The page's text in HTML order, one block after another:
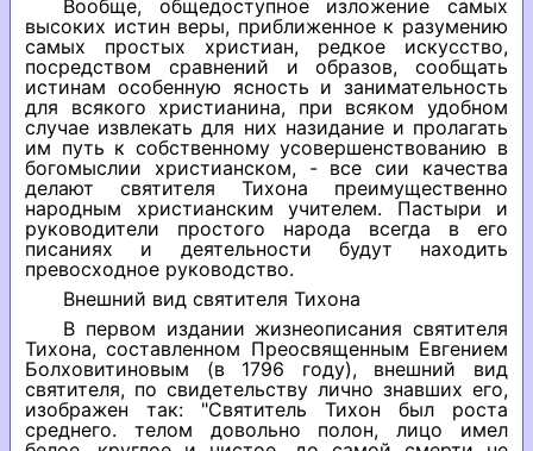
Вообще, общедоступное изложение самых
высоких истин веры, приближенное к разумению
самых простых христиан, редкое искусство,
посредством сравнений и образов, сообщать
истинам особенную ясность и занимательность
для всякого христианина, при всяком удобном
случае извлекать для них назидание и пролагать
им путь к собственному усовершенствованию в
богомыслии христианском, - все сии качества
делают святителя Тихона преимущественно
народным христианским учителем. Пастыри и
руководители простого народа всегда в его
писаниях и деятельности будут находить
превосходное руководство.
Внешний вид святителя Тихона
В первом издании жизнеописания святителя
Тихона, составленном Преосвященным Евгением
Болховитиновым (в 1796 году), внешний вид
святителя, по свидетельству лично знавших его,
изображен так: "Святитель Тихон был роста
среднего. телом довольно полон, лицо имел